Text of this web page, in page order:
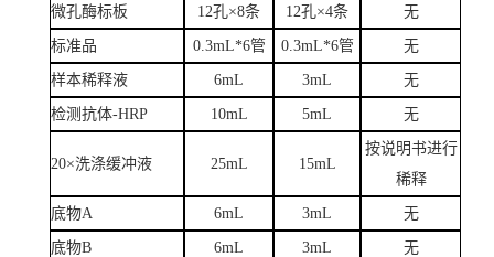
微孔酶标板 12孔×8条 12孔×4条 无
标准品 0.3mL*6管 0.3mL*6管 无
样本稀释液 6mL 3mL 无
检测抗体-HRP 10mL 5mL 无
20×洗涤缓冲液 25mL 15mL
按说明书进行
稀释
底物A 6mL 3mL 无
底物B 6mL 3mL 无